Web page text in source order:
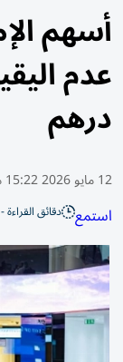
أسهم
عدم
درهم
12 مايو 2026 15:22 مساء
استمع دقائق القراءة - 1